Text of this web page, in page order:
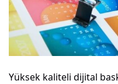
Yüksek kaliteli dijital